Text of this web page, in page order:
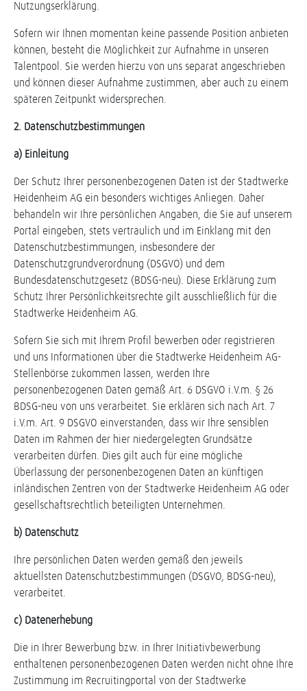
Nutzungserklärung.
Sofern wir Ihnen momentan keine passende Position anbieten
können, besteht die Möglichkeit zur Aufnahme in unseren
Talentpool. Sie werden hierzu von uns separat angeschrieben
und können dieser Aufnahme zustimmen, aber auch zu einem
späteren Zeitpunkt widersprechen.
2. Datenschutzbestimmungen
a) Einleitung
Der Schutz Ihrer personenbezogenen Daten ist der Stadtwerke
Heidenheim AG ein besonders wichtiges Anliegen. Daher
behandeln wir Ihre persönlichen Angaben, die Sie auf unserem
Portal eingeben, stets vertraulich und im Einklang mit den
Datenschutzbestimmungen, insbesondere der
Datenschutzgrundverordnung (DSGVO) und dem
Bundesdatenschutzgesetz (BDSG-neu). Diese Erklärung zum
Schutz Ihrer Persönlichkeitsrechte gilt ausschließlich für die
Stadtwerke Heidenheim AG.
Sofern Sie sich mit Ihrem Profil bewerben oder registrieren
und uns Informationen über die Stadtwerke Heidenheim AG-
Stellenbörse zukommen lassen, werden Ihre
personenbezogenen Daten gemäß Art. 6 DSGVO i.V.m. § 26
BDSG-neu von uns verarbeitet. Sie erklären sich nach Art. 7
i.V.m. Art. 9 DSGVO einverstanden, dass wir Ihre sensiblen
Daten im Rahmen der hier niedergelegten Grundsätze
verarbeiten dürfen. Dies gilt auch für eine mögliche
Überlassung der personenbezogenen Daten an künftigen
inländischen Zentren von der Stadtwerke Heidenheim AG oder
gesellschaftsrechtlich beteiligten Unternehmen.
b) Datenschutz
Ihre persönlichen Daten werden gemäß den jeweils
aktuellsten Datenschutzbestimmungen (DSGVO, BDSG-neu),
verarbeitet.
c) Datenerhebung
Die in Ihrer Bewerbung bzw. in Ihrer Initiativbewerbung
enthaltenen personenbezogenen Daten werden nicht ohne Ihre
Zustimmung im Recruitingportal von der Stadtwerke